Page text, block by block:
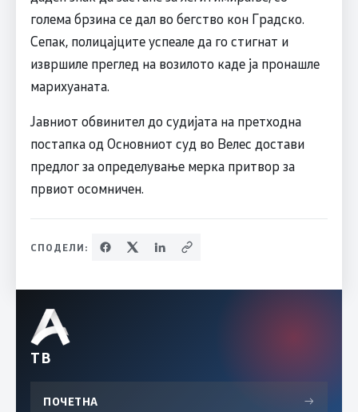
голема брзина се дал во бегство кон Градско.
Сепак, полицајците успеале да го стигнат и
извршиле преглед на возилото каде ја пронашле
марихуаната.
Јавниот обвинител до судијата на претходна
постапка од Основниот суд во Велес достави
предлог за определување мерка притвор за
првиот осомничен.
СПОДЕЛИ:
ТВ
ПОЧЕТНА →